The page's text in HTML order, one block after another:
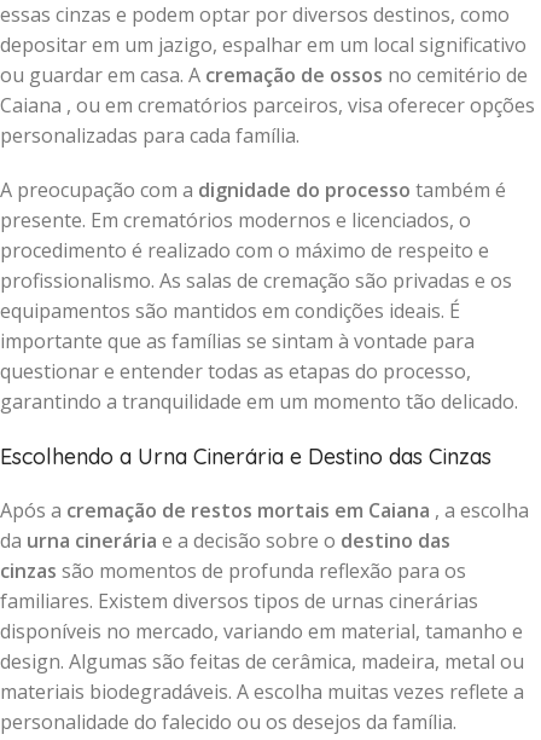
essas cinzas e podem optar por diversos destinos, como
depositar em um jazigo, espalhar em um local significativo
ou guardar em casa. A cremação de ossos no cemitério de
Caiana , ou em crematórios parceiros, visa oferecer opções
personalizadas para cada família.
A preocupação com a dignidade do processo também é
presente. Em crematórios modernos e licenciados, o
procedimento é realizado com o máximo de respeito e
profissionalismo. As salas de cremação são privadas e os
equipamentos são mantidos em condições ideais. É
importante que as famílias se sintam à vontade para
questionar e entender todas as etapas do processo,
garantindo a tranquilidade em um momento tão delicado.
Escolhendo a Urna Cinerária e Destino das Cinzas
Após a cremação de restos mortais em Caiana , a escolha
da urna cinerária e a decisão sobre o destino das
cinzas são momentos de profunda reflexão para os
familiares. Existem diversos tipos de urnas cinerárias
disponíveis no mercado, variando em material, tamanho e
design. Algumas são feitas de cerâmica, madeira, metal ou
materiais biodegradáveis. A escolha muitas vezes reflete a
personalidade do falecido ou os desejos da família.